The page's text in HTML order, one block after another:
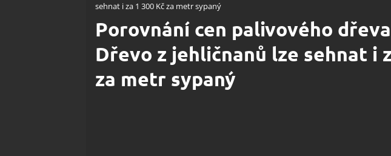
sehnat i za 1 300 Kč za metr sypaný
Porovnání cen palivového
Dřevo z jehličnanů lze sehnat i
za metr sypaný